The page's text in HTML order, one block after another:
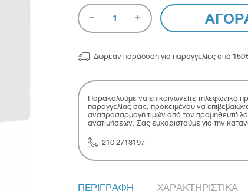
1
 Δωρεάν παράδοση για παραγγελίες από
Παρακαλούμε να επικοινωνείτε τηλεφωνικά
παραγγελίας σας, προκειμένου να
αναπροσαρμογή τιμών από τον προμηθευτή
ανατιμήσεων. Σας ευχαριστούμε για την
210 2713197
ΠΕΡΙΓΡΑΦΗ ΧΑΡΑΚΤΗΡΙΣΤΙΚΑ